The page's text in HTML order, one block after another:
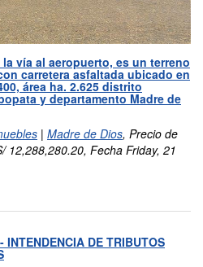
vía al aeropuerto, es un terreno
carretera asfaltada ubicado en
área ha. 2.625 distrito
y departamento Madre de
| Madre de Dios, Precio de
12,288,280.20, Fecha Friday, 21
INTENDENCIA DE TRIBUTOS